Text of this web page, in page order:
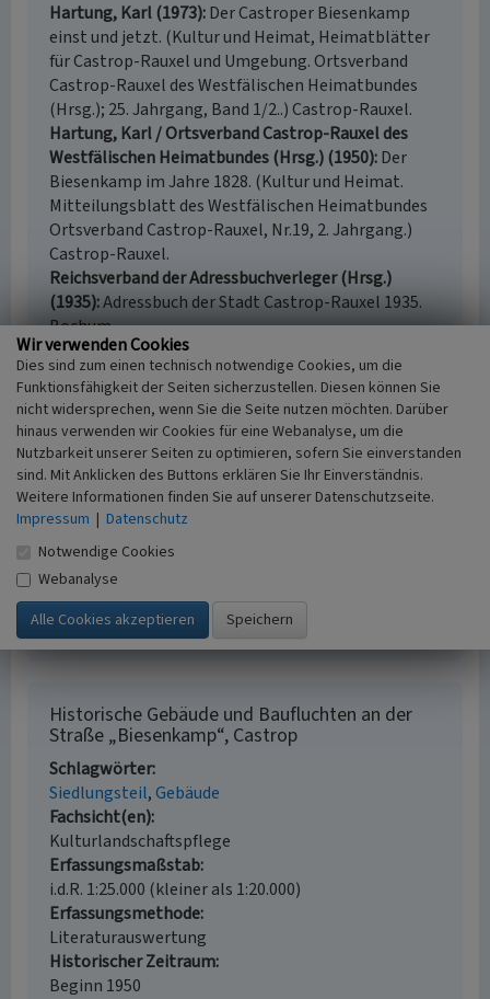
Hartung, Karl (1973) Der Castroper Biesenkamp
einst und jetzt. (Kultur und Heimat, Heimatblätter
für Castrop-Rauxel und Umgebung. Ortsverband
Castrop-Rauxel des Westfälischen Heimatbundes
(Hrsg.); 25. Jahrgang, Band 1/2..) Castrop-Rauxel.
Hartung, Karl / Ortsverband Castrop-Rauxel des
Westfälischen Heimatbundes (Hrsg.) (1950) Der
Biesenkamp im Jahre 1828. (Kultur und Heimat.
Mitteilungsblatt des Westfälischen Heimatbundes
Ortsverband Castrop-Rauxel, Nr.19, 2. Jahrgang.)
Castrop-Rauxel.
Reichsverband der Adressbuchverleger (Hrsg.)
(1935) Adressbuch der Stadt Castrop-Rauxel 1935.
Bochum.
Scholz, Dietmar (1996)
"Europastadt". Eine Geschichte der Stadt Castrop-
Rauxel. Stuttgart.
Stadtarchiv Castrop-Rauxel (Hrsg.)
(1826) Urkataster 1826. Castrop-Rauxel.
Wiggermann, Hermann / Ortsverband Castrop-
Rauxel des Westfälischen Heimatbundes (Hrsg.)
(1950)
Der Biesenkamp, was er war. Ein
geschichtlicher Rückblick. (Kultur und Heimat.
Mitteilungsblatt des Westfälischen Heimatbundes
Ortsverband Castrop-Rauxel, Nr. 18, 2. Jahrgang.)
Castrop-Rauxel.
Historische Gebäude und Baufluchten an der
Straße „Biesenkamp“, Castrop
Schlagwörter
Siedlungsteil Gebäude
Fachsicht(en)
Kulturlandschaftspflege
Erfassungsmaßstab
i.d.R. 1:25.000 (kleiner als 1:20.000)
Erfassungsmethode
Literaturauswertung
Historischer Zeitraum
Beginn 1950
Wir verwenden Cookies
Dies sind zum einen technisch notwendige Cookies, um die
Funktionsfähigkeit der Seiten sicherzustellen. Diesen können Sie
nicht widersprechen, wenn Sie die Seite nutzen möchten. Darüber
hinaus verwenden wir Cookies für eine Webanalyse, um die
Nutzbarkeit unserer Seiten zu optimieren, sofern Sie einverstanden
sind. Mit Anklicken des Buttons erklären Sie Ihr Einverständnis.
Weitere Informationen finden Sie auf unserer Datenschutzseite.
Impressum | Datenschutz
Notwendige Cookies
Webanalyse